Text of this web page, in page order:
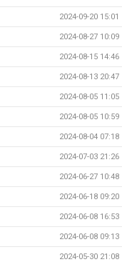
2024-09-20 15:01
2024-08-27 10:09
2024-08-15 14:46
2024-08-13 20:47
2024-08-05 11:05
2024-08-05 10:59
2024-08-04 07:18
2024-07-03 21:26
2024-06-27 10:48
2024-06-18 09:20
2024-06-08 16:53
2024-06-08 09:13
2024-05-30 21:08